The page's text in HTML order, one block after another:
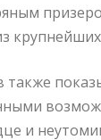
и